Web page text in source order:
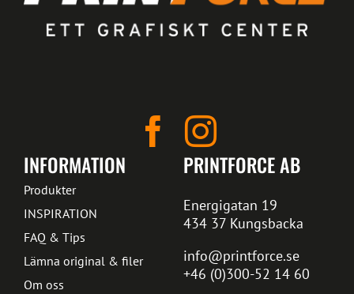
PRINTFORCE AB
Energigatan 19
434 37 Kungsbacka
info@printforce.se
+46 (0)300-52 14 60
INFORMATION
Produkter
INSPIRATION
FAQ & Tips
Lämna original & filer
Om oss